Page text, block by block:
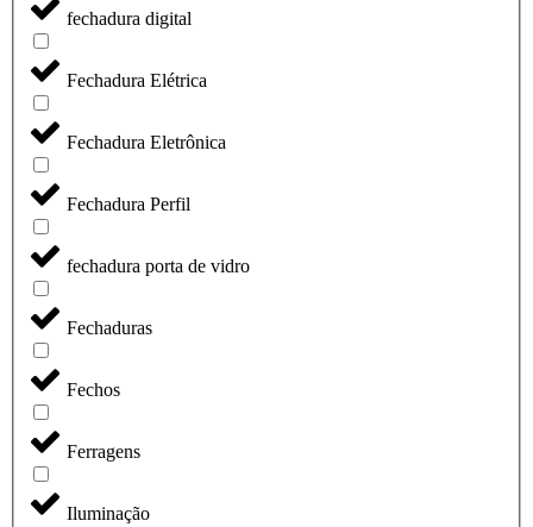
fechadura digital
Fechadura Elétrica
Fechadura Eletrônica
Fechadura Perfil
fechadura porta de vidro
Fechaduras
Fechos
Ferragens
Iluminação